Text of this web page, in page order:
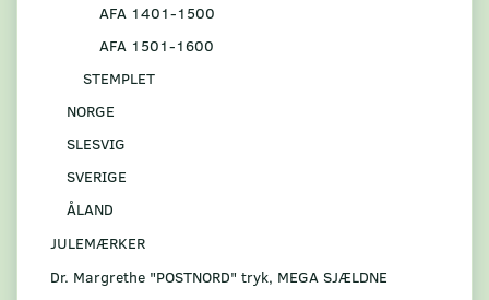
AFA 1401-1500
AFA 1501-1600
STEMPLET
NORGE
SLESVIG
SVERIGE
ÅLAND
JULEMÆRKER
Dr. Margrethe "POSTNORD" tryk, MEGA SJÆLDNE